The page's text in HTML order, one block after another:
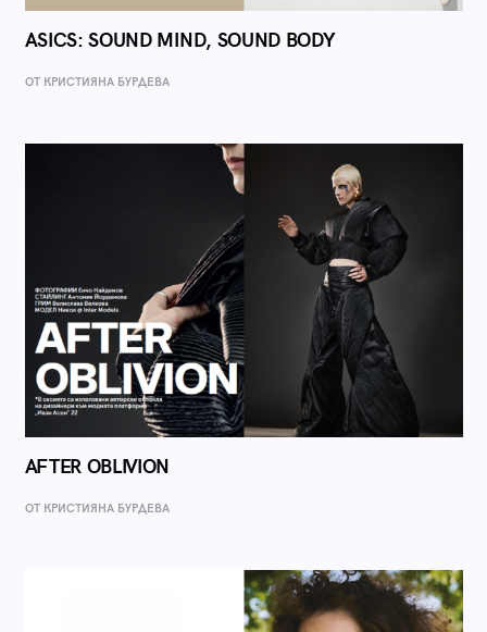
ASICS: SOUND MIND, SOUND BODY
ОТ КРИСТИЯНА БУРДЕВА
AFTER OBLIVION
ОТ КРИСТИЯНА БУРДЕВА